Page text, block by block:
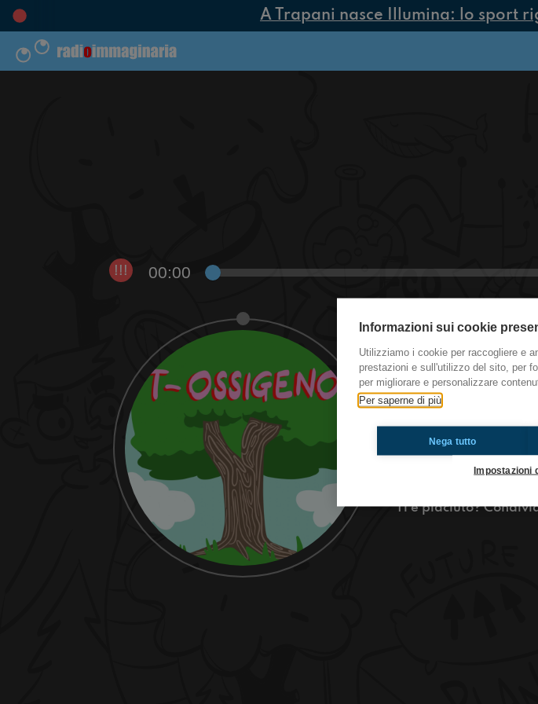
A Trapani nasce Illumina: lo sport
!!! 00:00
Ep.168 Ostrica
Ciao! Quello che
Radioimmaginaria
Ti è piaciuto?
Informazioni sui cookie
Utilizziamo i cookie per raccogliere e
prestazioni e sull'utilizzo del sito, per
per migliorare e personalizzare
Per saperne di più
Nega tutto
Impostazioni